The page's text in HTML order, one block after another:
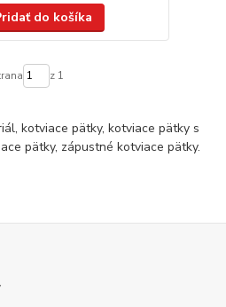
do košíka
z 1
kotviace pätky, kotviace pätky s
pätky, zápustné kotviace pätky.